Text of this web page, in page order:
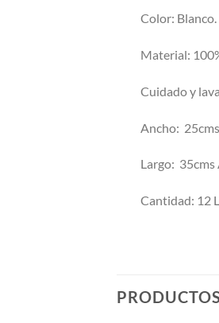
Color: Blanco.
Material:
Cuidado y
Ancho:
Largo: 35cms
Cantidad: 12